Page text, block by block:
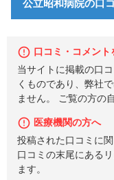
公立昭和病院の口
口コミ・コメン
当サイトに掲載の口
くものであり、弊社
ません。 ご覧の方の
医療機関の方へ
投稿された口コミに
口コミの末尾にある
ます。